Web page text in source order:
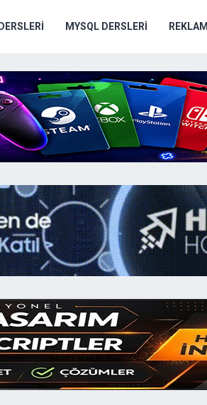
MYSQL DERSLERI REKLAM